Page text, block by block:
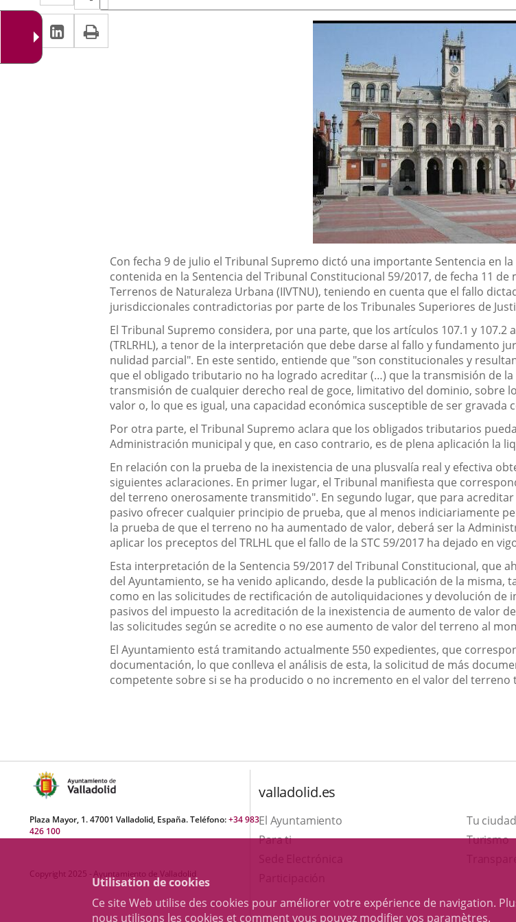
Utilisation de cookies
Ce site Web utilise des cookies pour améliorer votre expérience de navigation.
nous utilisons les cookies et comment vous pouvez modifier vos paramètres.
a
una
aplicación
a
una
LinkedIn
Enlace
a
la
Descripción
Con fecha 9 de julio el Tribunal Supremo dictó una importante Sentencia en
contenida en la Sentencia del Tribunal Constitucional 59/2017, de fecha 11
Terrenos de Naturaleza Urbana (IIVTNU), teniendo en cuenta que el fallo
jurisdiccionales contradictorias por parte de los Tribunales Superiores de
El Tribunal Supremo considera, por una parte, que los artículos 107.1 y 107.2
(TRLRHL), a tenor de la interpretación que debe darse al fallo y fundamento
nulidad parcial". En este sentido, entiende que "son constitucionales y
que el obligado tributario no ha logrado acreditar (…) que la transmisión de
transmisión de cualquier derecho real de goce, limitativo del dominio,
valor o, lo que es igual, una capacidad económica susceptible de ser gravada
Por otra parte, el Tribunal Supremo aclara que los obligados tributarios
Administración municipal y que, en caso contrario, es de plena aplicación la
En relación con la prueba de la inexistencia de una plusvalía real y efectiva
siguientes aclaraciones. En primer lugar, el Tribunal manifiesta que
del terreno onerosamente transmitido". En segundo lugar, que para
pasivo ofrecer cualquier principio de prueba, que al menos indiciariamente
la prueba de que el terreno no ha aumentado de valor, deberá ser la
aplicar los preceptos del TRLHL que el fallo de la STC 59/2017 ha dejado en
Esta interpretación de la Sentencia 59/2017 del Tribunal Constitucional, que
del Ayuntamiento, se ha venido aplicando, desde la publicación de la
como en las solicitudes de rectificación de autoliquidaciones y devolución
pasivos del impuesto la acreditación de la inexistencia de aumento de valor
las solicitudes según se acredite o no ese aumento de valor del terreno al
El Ayuntamiento está tramitando actualmente 550 expedientes, que
documentación, lo que conlleva el análisis de esta, la solicitud de más
competente sobre si se ha producido o no incremento en el valor del terreno
Plaza Mayor, 1. 47001 Valladolid, España. Teléfono:+34 983
426 100
Copyright 2025 - Ayuntamiento de Valladolid
valladolid.es
El Ayuntamiento
Tu ciudad
Para ti
Turismo
una
aplicación